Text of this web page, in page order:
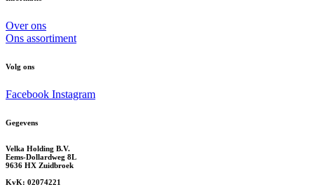
Over ons
Ons assortiment
Volg ons
Facebook Instagram
Gegevens
Velka Holding B.V.
Eems-Dollardweg 8L
9636 HX Zuidbroek
KvK: 02074221